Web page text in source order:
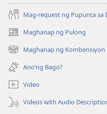
Mag-request ng Pupunta sa
Maghanap ng Pulong
(may
bubukas
na
bagong
window)
Maghanap ng Kombensiyon
(may
bubukas
na
bagong
window)
Ano’ng Bago?
Video
Videos with Audio